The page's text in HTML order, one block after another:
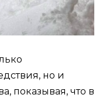
но и
показывая, что в